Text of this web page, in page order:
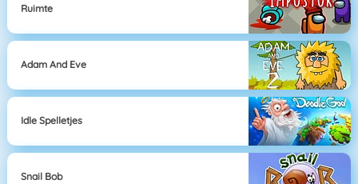
Ruimte
Adam And Eve
Idle Spelletjes
Snail Bob